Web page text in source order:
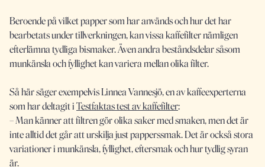
Beroende på vilket papper som har används och hur det har
bearbetats under tillverkningen, kan vissa kaffefilter nämligen
efterlämna tydliga bismaker. Även andra beståndsdelar såsom
munkänsla och fyllighet kan variera mellan olika filter.
Så här säger exempelvis Linnea Vannesjö, en av kaffeexperterna
som har deltagit i Testfaktas test av kaffefilter:
– Man känner att filtren gör olika saker med smaken, men det är
inte alltid det går att urskilja just papperssmak. Det är också stora
variationer i munkänsla, fyllighet, eftersmak och hur tydlig syran
är.